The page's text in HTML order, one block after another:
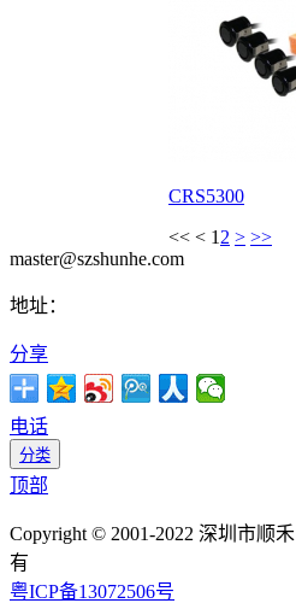
CRS5300
<< < 1 2 > >>
master@szshunhe.com
地址：
分享
电话
分类
顶部
Copyright © 2001-2022 深圳市顺
有
粤ICP备13072506号